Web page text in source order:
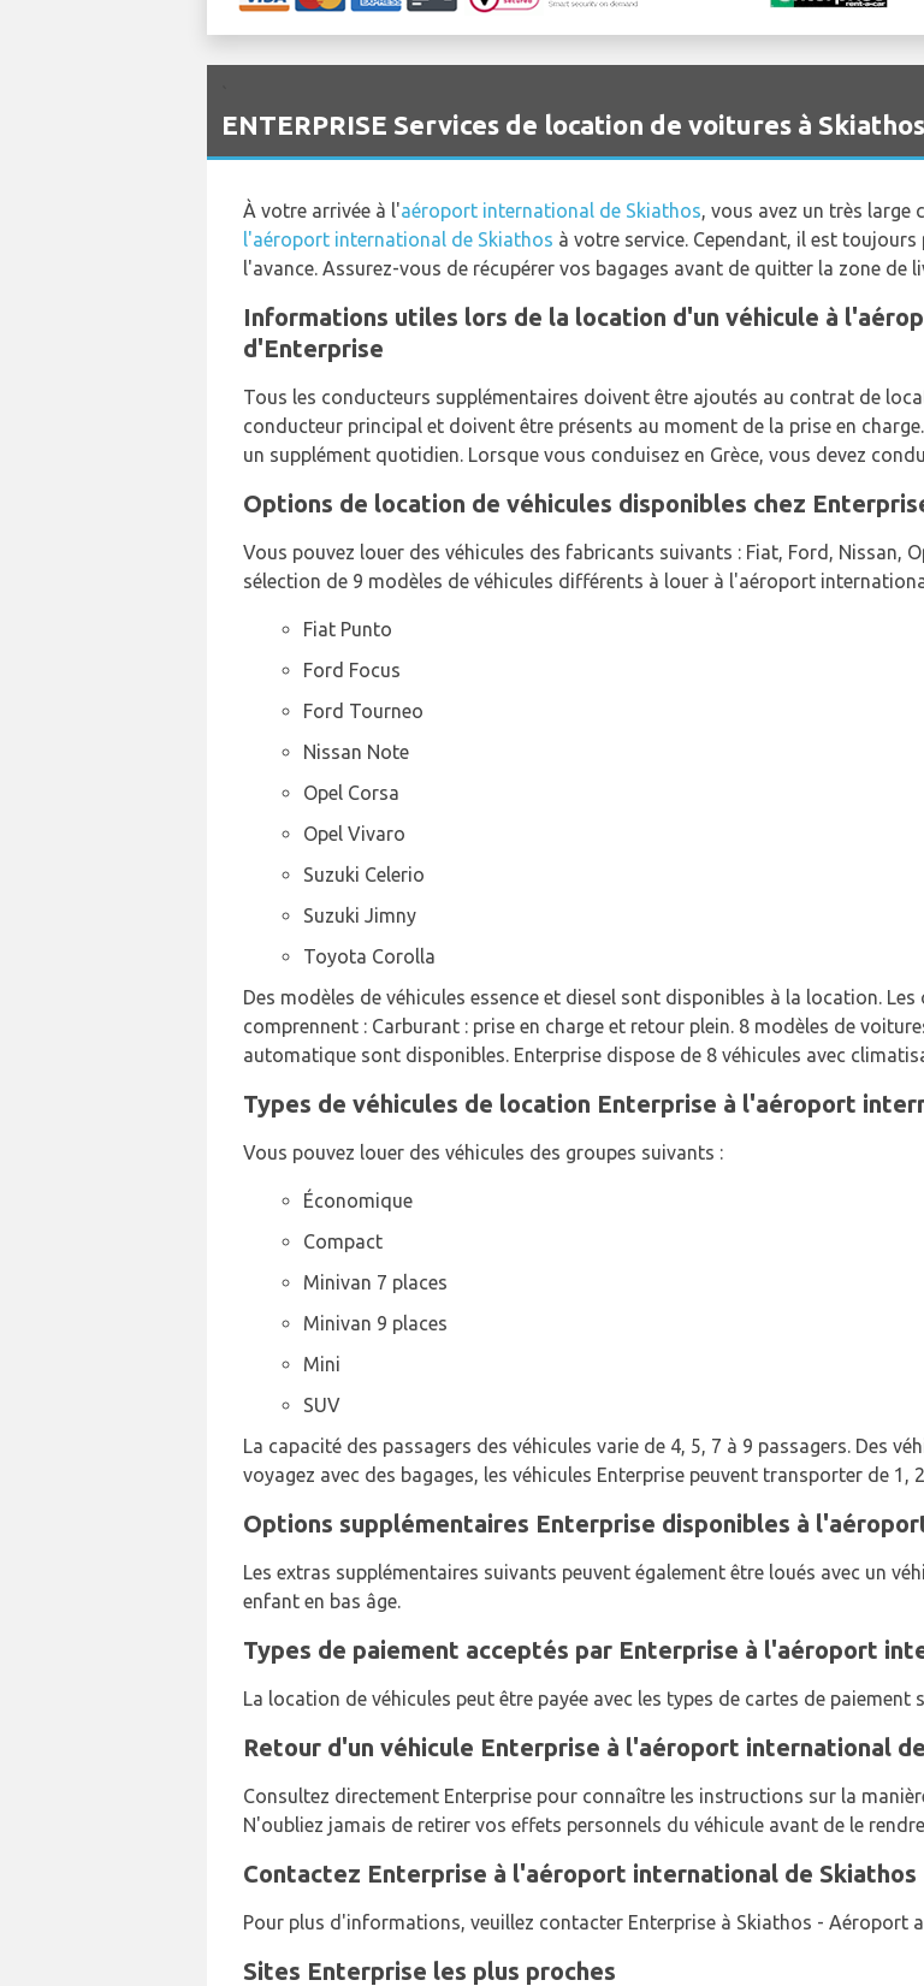
ENTERPRISE Services de location de voitures à
À votre arrivée à l'aéroport international de Skiathos, vous avez un très large
l'aéroport international de Skiathos à votre service. Cependant, il est
l'avance. Assurez-vous de récupérer vos bagages avant de quitter la zone de
Informations utiles lors de la location d'un véhicule à
d'Enterprise
Tous les conducteurs supplémentaires doivent être ajoutés au contrat de
conducteur principal et doivent être présents au moment de la prise en
un supplément quotidien. Lorsque vous conduisez en Grèce, vous devez
Options de location de véhicules disponibles chez
Vous pouvez louer des véhicules des fabricants suivants : Fiat, Ford, Nissan,
sélection de 9 modèles de véhicules différents à louer à l'aéroport
Fiat Punto
Ford Focus
Ford Tourneo
Nissan Note
Opel Corsa
Opel Vivaro
Suzuki Celerio
Suzuki Jimny
Toyota Corolla
Des modèles de véhicules essence et diesel sont disponibles à la location.
comprennent : Carburant : prise en charge et retour plein. 8 modèles de
automatique sont disponibles. Enterprise dispose de 8 véhicules avec
Types de véhicules de location Enterprise à l'aéroport
Vous pouvez louer des véhicules des groupes suivants :
Économique
Compact
Minivan 7 places
Minivan 9 places
Mini
SUV
La capacité des passagers des véhicules varie de 4, 5, 7 à 9 passagers. Des
voyagez avec des bagages, les véhicules Enterprise peuvent transporter de 1,
Options supplémentaires Enterprise disponibles à
Les extras supplémentaires suivants peuvent également être loués avec un
enfant en bas âge.
Types de paiement acceptés par Enterprise à l'aéroport
La location de véhicules peut être payée avec les types de cartes de paiement
Retour d'un véhicule Enterprise à l'aéroport international
Consultez directement Enterprise pour connaître les instructions sur la
N'oubliez jamais de retirer vos effets personnels du véhicule avant de le
Contactez Enterprise à l'aéroport international de Skiathos
Pour plus d'informations, veuillez contacter Enterprise à Skiathos - Aéroport
Sites Enterprise les plus proches